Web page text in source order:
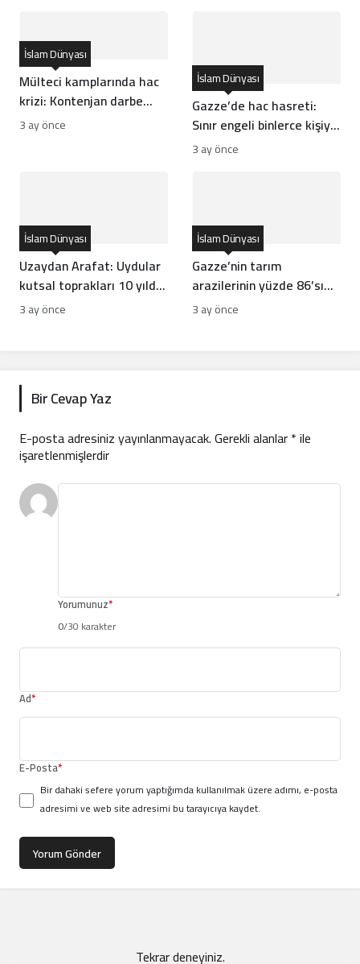
Mülteci kamplarında hac
krizi: Kontenjan darbe
vurdu
İslam Dünyası
3 ay önce
Gazze’de hac hasreti:
Sınır engeli binlerce kişiyi
vurdu
İslam Dünyası
3 ay önce
Uzaydan Arafat: Uydular
kutsal toprakları 10 yılda
nasıl görüntüledi?
İslam Dünyası
3 ay önce
Gazze’nin tarım
arazilerinin yüzde 86’sı
tahrip oldu
İslam Dünyası
3 ay önce
Bir Cevap Yaz
E-posta adresiniz yayınlanmayacak.Gerekli alanlar*ile
işaretlenmişlerdir
Yorumunuz*
0/30 karakter
Ad*
E-Posta*
Bir dahaki sefere yorum yaptığımda kullanılmak üzere adımı, e-posta
adresimi ve web site adresimi bu tarayıcıya kaydet.
Yorum Gönder
Tekrar deneyiniz.